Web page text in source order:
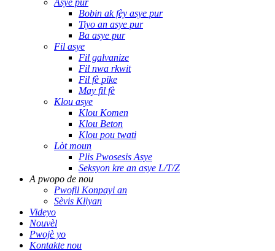
Asye pur
Bobin ak fèy asye pur
Tiyo an asye pur
Ba asye pur
Fil asye
Fil galvanize
Fil nwa rkwit
Fil fè pike
May fil fè
Klou asye
Klou Komen
Klou Beton
Klou pou twati
Lòt moun
Plis Pwosesis Asye
Seksyon kre an asye L/T/Z
A pwopo de nou
Pwofil Konpayi an
Sèvis Kliyan
Videyo
Nouvèl
Pwojè yo
Kontakte nou